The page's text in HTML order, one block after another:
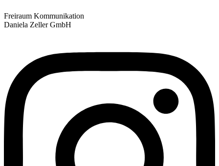
Freiraum Kommunikation
Daniela Zeller GmbH